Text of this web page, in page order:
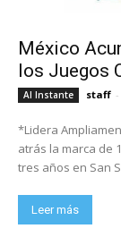
México
los Juegos
Al Instante staff -
*Lidera Ampliamente el
atrás la marca de
tres años en San
Leer más